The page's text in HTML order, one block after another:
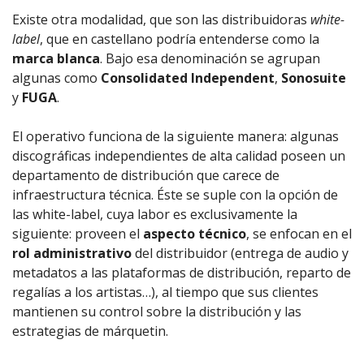
Existe otra modalidad, que son las distribuidoras white-
label, que en castellano podría entenderse como la
marca blanca. Bajo esa denominación se agrupan
algunas como Consolidated Independent, Sonosuite
y FUGA.
El operativo funciona de la siguiente manera: algunas
discográficas independientes de alta calidad poseen un
departamento de distribución que carece de
infraestructura técnica. Éste se suple con la opción de
las white-label, cuya labor es exclusivamente la
siguiente: proveen el aspecto técnico, se enfocan en el
rol administrativodel distribuidor (entrega de audio y
metadatos a las plataformas de distribución, reparto de
regalías a los artistas…), al tiempo que sus clientes
mantienen su control sobre la distribución y las
estrategias de márquetin.